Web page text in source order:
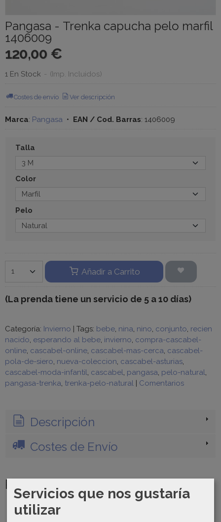
Pangasa - Trenka capucha pelo marfil
1406009
120,00 €
1 En Stock - (Imp. Incluidos)
Costes de envío Ver descripción
Marca: Pangasa • EAN / Cod. Barras: 1406009
Talla
Color
Pelo
Añadir a Carrito
(La prenda tiene un servicio de 5 a 10 días)
Categoría: Invierno | Tags: bebe nina nino conjunto recien
nacido esperando al bebe invierno compra-cascabel-
online cascabel-online cascabel-mas-cerca cascabel-
pola-de-siero nueva-coleccion cascabel-asturias
cascabel-moda-infantil cascabel pangasa pelo-natural
pangasa-trenka trenka-pelo-natural | Comentarios
Descripción
Costes de Envío
Productos Relacionados
-0 %
Servicios que nos gustaría
utilizar